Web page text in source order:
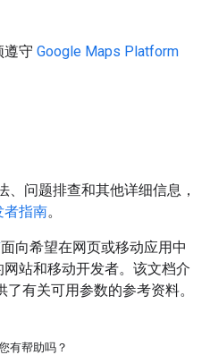
遵守 Google Maps Platform
问题排查和其他详细信息，
者指南。
面向希望在网页或移动应用中
站和移动开发者。该文档介
有关可用参数的参考资料。
有帮助吗？